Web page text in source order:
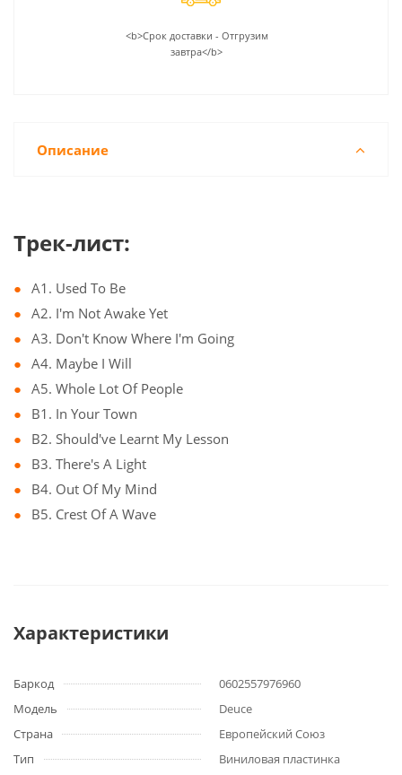
<b>Срок доставки - Отгрузим
завтра</b>
Описание
Трек-лист:
A1. Used To Be
A2. I'm Not Awake Yet
A3. Don't Know Where I'm Going
A4. Maybe I Will
A5. Whole Lot Of People
B1. In Your Town
B2. Should've Learnt My Lesson
B3. There's A Light
B4. Out Of My Mind
B5. Crest Of A Wave
Характеристики
Баркод
0602557976960
Модель
Deuce
Страна
Европейский Союз
Тип
Виниловая пластинка